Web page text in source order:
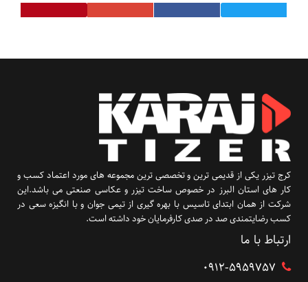
کرج تیزر یکی از قدیمی ترین و تخصصی ترین مجموعه های مورد اعتماد کسب و
کار های استان البرز در خصوص ساخت تیزر و عکاسی صنعتی می باشد.این
شرکت از همان ابتدای تاسیس با بهره گیری از تیمی جوان و با انگیزه سعی در
کسب رضایتمندی صد در صدی کارفرمایان خود داشته است.
ارتباط با ما
۰۹۱۲-5959757